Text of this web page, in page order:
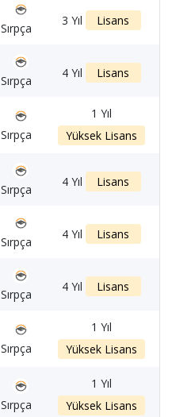
Sırpça
3 Yıl Lisans
Sırpça
4 Yıl Lisans
Sırpça
1 Yıl
Yüksek Lisans
Sırpça
4 Yıl Lisans
Sırpça
4 Yıl Lisans
Sırpça
4 Yıl Lisans
Sırpça
1 Yıl
Yüksek Lisans
Sırpça
1 Yıl
Yüksek Lisans